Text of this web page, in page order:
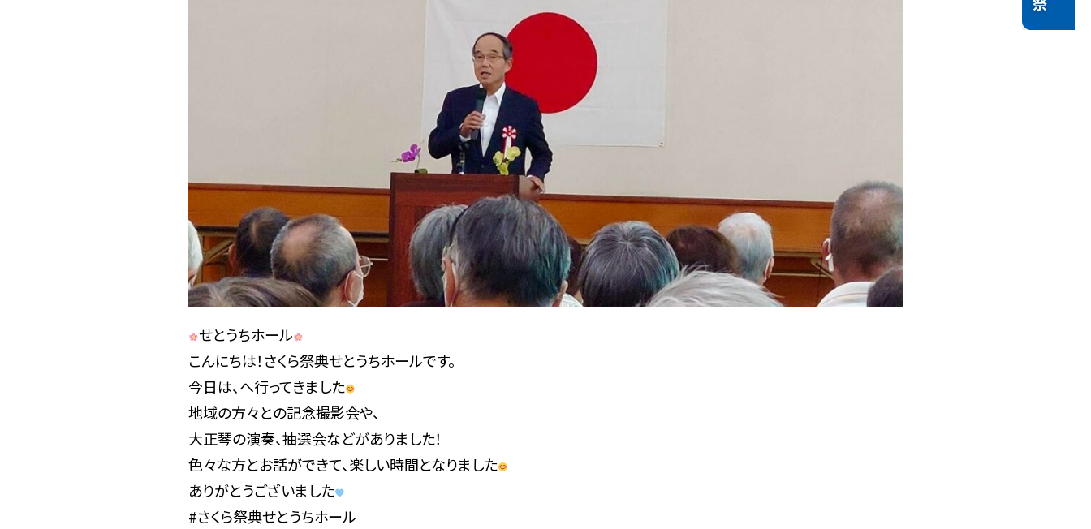
せとうちホール
こんにちは！さくら祭典せとうちホールです。
今日は、へ行ってきました
地域の方々との記念撮影会や、
大正琴の演奏、抽選会などがありました！
色々な方とお話ができて、楽しい時間となりました
ありがとうございました
#さくら祭典せとうちホール